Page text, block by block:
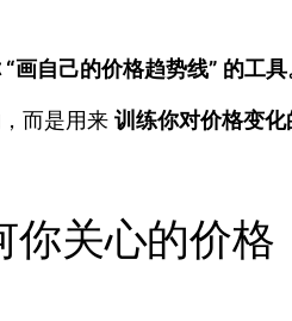
画自己的价格趋势线” 的工具
而是用来训练你对价格变
你关心的价格